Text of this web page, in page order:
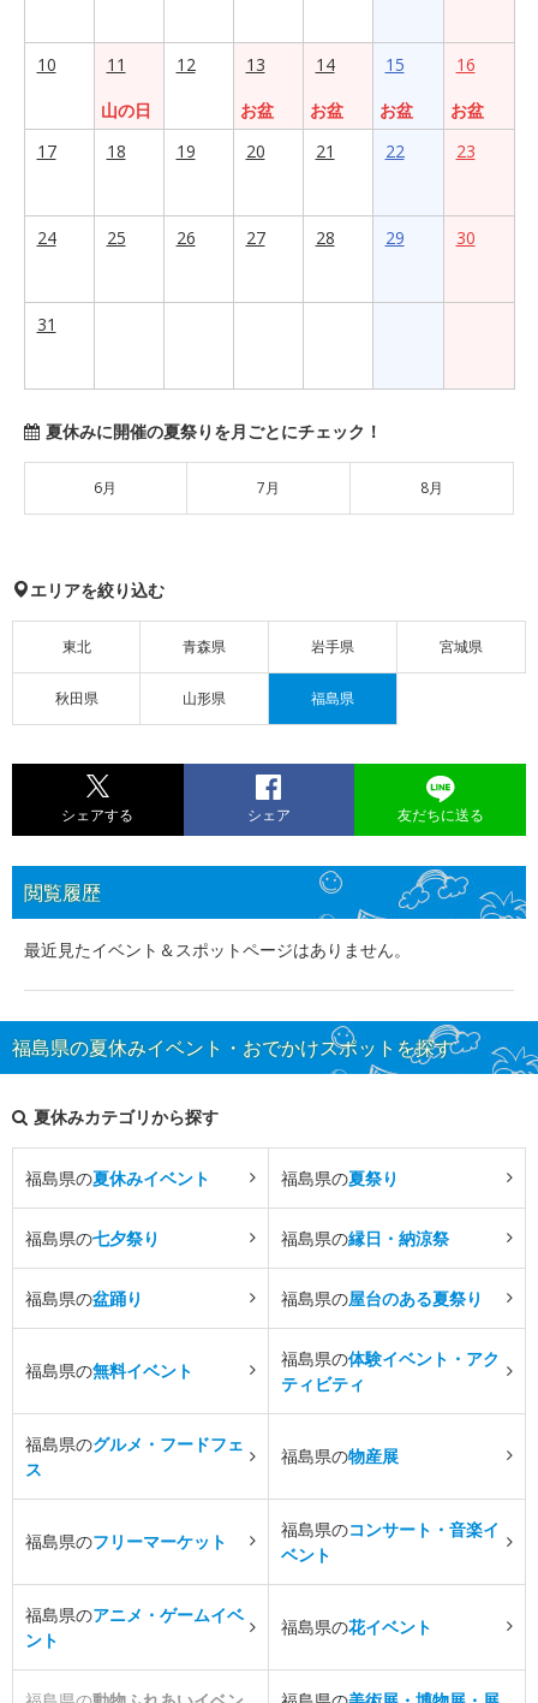
10
11
山の日
12
13
お盆
14
お盆
15
お盆
16
お盆
17
18 19 20 21 22 23
24 25 26 27 28 29 30
31
夏休みに開催の夏祭りを月ごとにチェック！
6月 7月 8月
エリアを絞り込む
東北 青森県 岩手県 宮城県
秋田県 山形県 福島県
シェアする シェア 友だちに送る
閲覧履歴
最近見たイベント＆スポットページはありません。
福島県の夏休みイベント・おでかけスポットを探す
夏休みカテゴリから探す
福島県の夏休みイベント 福島県の夏祭り
福島県の七夕祭り 福島県の縁日・納涼祭
福島県の盆踊り 福島県の屋台のある夏祭り
福島県の無料イベント
福島県の体験イベント・アク
ティビティ
福島県のグルメ・フードフェ
ス
福島県の物産展
福島県のフリーマーケット
福島県のコンサート・音楽イ
ベント
福島県のアニメ・ゲームイベ
ント
福島県の花イベント